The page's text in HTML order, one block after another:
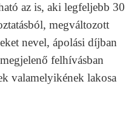
az is, aki legfeljebb 30
megváltozott
nevel, ápolási díjban
felhívásban
valamelyikének lakosa